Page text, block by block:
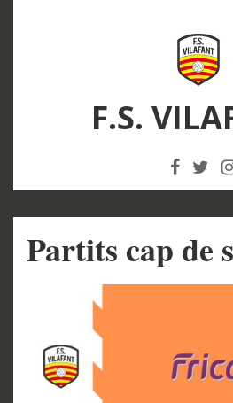
F.S.
Partits cap de